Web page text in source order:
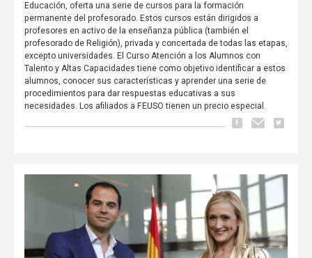
Educación, oferta una serie de cursos para la formación
permanente del profesorado. Estos cursos están dirigidos a
profesores en activo de la enseñanza pública (también el
profesorado de Religión), privada y concertada de todas las etapas,
excepto universidades. El Curso Atención a los Alumnos con
Talento y Altas Capacidades tiene como objetivo identificar a estos
alumnos, conocer sus características y aprender una serie de
procedimientos para dar respuestas educativas a sus
necesidades. Los afiliados a FEUSO tienen un precio especial.